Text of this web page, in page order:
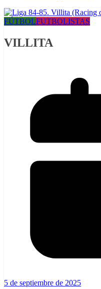
FÚTBOLFUTBOLISTAS
VILLITA
5 de septiembre de 2025